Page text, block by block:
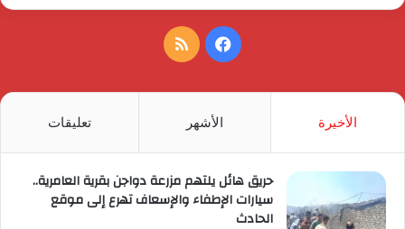
فيسبوكملخص
الأخيرة الأشهر تعليقات
حريق هائل يلتهم مزرعة دواجن بقرية العامرية..
سيارات الإطفاء والإسعاف تهرع إلى موقع
الحادث